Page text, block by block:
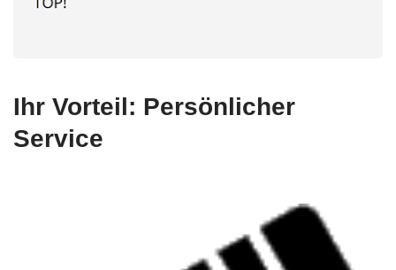
Ihr Vorteil: Persönlicher
Service